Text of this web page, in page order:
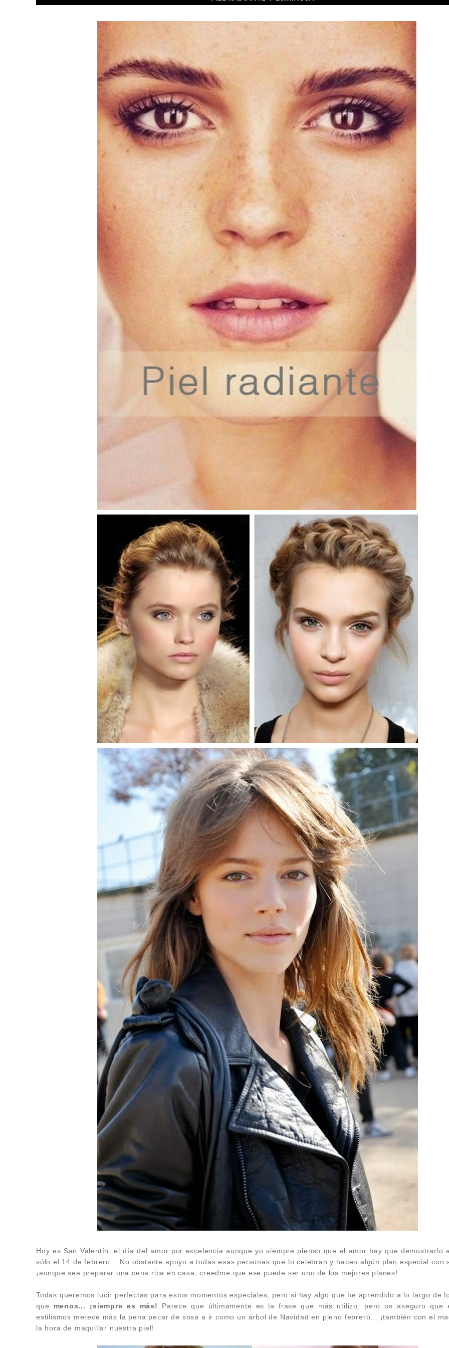
Hoy es San Valentín, el día del amor por excelencia aunque yo siempre pienso que el amor hay que demostrarlo
sólo el 14 de febrero... No obstante apoyo a todas esas personas que lo celebran y hacen algún plan especial con
¡aunque sea preparar una cena rica en casa, creedme que ese puede ser uno de los mejores planes!
Todas queremos lucir perfectas para estos momentos especiales, pero si hay algo que he aprendido a lo largo de
que menos... ¡siempre es más! Parece que últimamente es la frase que más utilizo, pero os aseguro que
estilismos merece más la pena pecar de sosa a ir como un árbol de Navidad en pleno febrero... ¡también con el
la hora de maquillar nuestra piel!